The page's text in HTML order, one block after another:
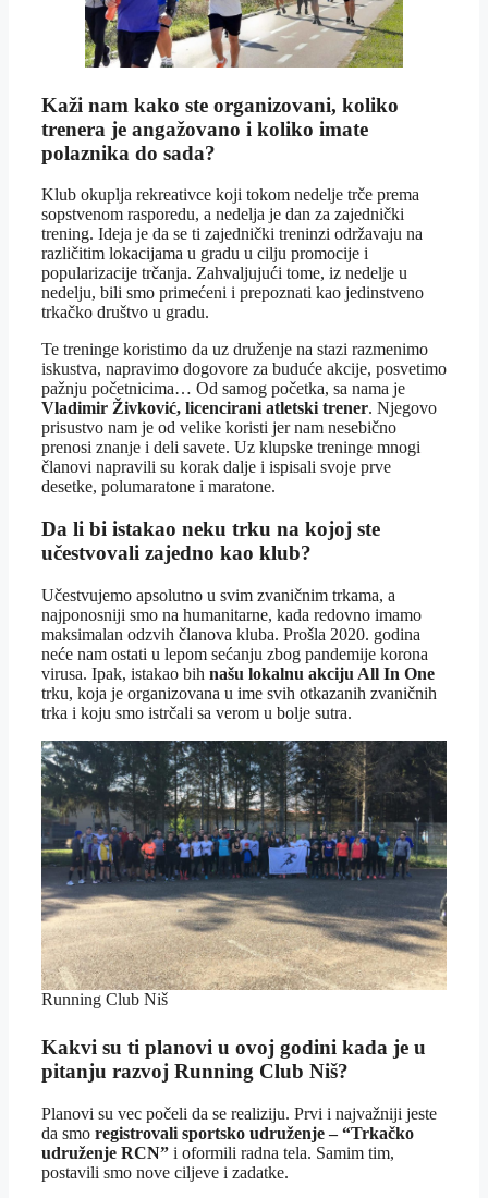
Kaži nam kako ste organizovani, koliko
trenera je angažovano i koliko imate
polaznika do sada?
Klub okuplja rekreativce koji tokom nedelje trče prema
sopstvenom rasporedu, a nedelja je dan za zajednički
trening. Ideja je da se ti zajednički treninzi održavaju na
različitim lokacijama u gradu u cilju promocije i
popularizacije trčanja. Zahvaljujući tome, iz nedelje u
nedelju, bili smo primećeni i prepoznati kao jedinstveno
trkačko društvo u gradu.
Te treninge koristimo da uz druženje na stazi razmenimo
iskustva, napravimo dogovore za buduće akcije, posvetimo
pažnju početnicima… Od samog početka, sa nama je
Vladimir Živković, licencirani atletski trener. Njegovo
prisustvo nam je od velike koristi jer nam nesebično
prenosi znanje i deli savete. Uz klupske treninge mnogi
članovi napravili su korak dalje i ispisali svoje prve
desetke, polumaratone i maratone.
Da li bi istakao neku trku na kojoj ste
učestvovali zajedno kao klub?
Učestvujemo apsolutno u svim zvaničnim trkama, a
najponosniji smo na humanitarne, kada redovno imamo
maksimalan odzvih članova kluba. Prošla 2020. godina
neće nam ostati u lepom sećanju zbog pandemije korona
virusa. Ipak, istakao bih našu lokalnu akciju All In One
trku, koja je organizovana u ime svih otkazanih zvaničnih
trka i koju smo istrčali sa verom u bolje sutra.
Running Club Niš
Kakvi su ti planovi u ovoj godini kada je u
pitanju razvoj Running Club Niš?
Planovi su vec počeli da se realiziju. Prvi i najvažniji jeste
da smo registrovali sportsko udruženje – “Trkačko
udruženje RCN” i oformili radna tela. Samim tim,
postavili smo nove ciljeve i zadatke.